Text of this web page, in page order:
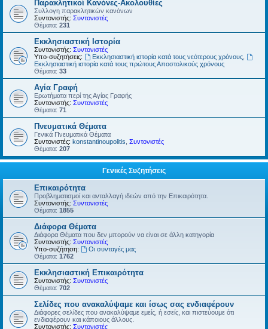
Παρακλητικοί Κανόνες-Ακολουθίες
Συλλογη παρακλητικών κανόνων
Συντονιστής: Συντονιστές
Θέματα: 231
Εκκλησιαστική Ιστορία
Συντονιστής: Συντονιστές
Υπο-συζητήσεις:
Εκκλησιαστική ιστορία κατά τους νεότερους χρόνους,
Εκκλησιαστική ιστορία κατά τους πρώτους Αποστολικούς χρόνους
Θέματα: 33
Αγία Γραφή
Ερωτήματα περί της Αγίας Γραφής
Συντονιστής: Συντονιστές
Θέματα: 71
Πνευματικά Θέματα
Γενικά Πνευματικά Θέματα
Συντονιστές: konstantinoupolitis Συντονιστές
Θέματα: 207
Γενικές Συζητήσεις
Επικαιρότητα
Προβληματισμοί και ανταλλαγή ιδεών από την Επικαιρότητα.
Συντονιστής: Συντονιστές
Θέματα: 1855
Διάφορα Θέματα
Διάφορα Θέματα που δεν μπορούν να είναι σε άλλη κατηγορία
Συντονιστής: Συντονιστές
Υπο-συζήτηση:
Οι συνταγές μας
Θέματα: 1762
Εκκλησιαστική Επικαιρότητα
Συντονιστής: Συντονιστές
Θέματα: 702
Σελίδες που ανακαλύψαμε και ίσως σας ενδιαφέρουν
Διάφορες σελίδες που ανακαλύψαμε εμείς, ή εσείς, και πιστεύουμε ότι
ενδιαφέρουν και κάποιους άλλους.
Συντονιστής: Συντονιστές